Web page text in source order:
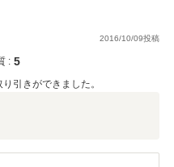
出来るよう一生懸命頑張ります
2016/10/09投稿
: 5
引きができました。